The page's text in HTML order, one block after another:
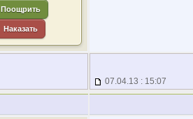
Поощрить
Наказать
07.04.13 : 15:07